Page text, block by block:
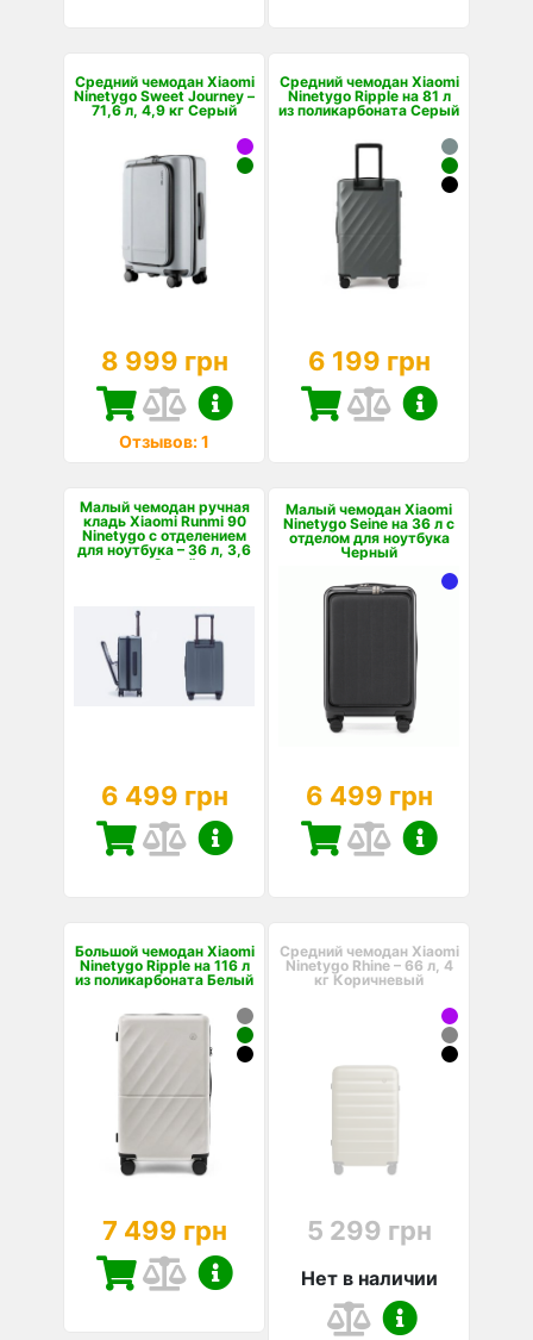
Средний чемодан Xiaomi
Ninetygo Sweet Journey –
71,6 л, 4,9 кг Серый
8 999 грн
Отзывов: 1
Средний чемодан Xiaomi
Ninetygo Ripple на 81 л
из поликарбоната Серый
6 199 грн
Малый чемодан ручная
кладь Xiaomi Runmi 90
Ninetygo с отделением
для ноутбука – 36 л, 3,6
кг Синий
6 499 грн
Малый чемодан Xiaomi
Ninetygo Seine на 36 л с
отделом для ноутбука
Черный
6 499 грн
Большой чемодан Xiaomi
Ninetygo Ripple на 116 л
из поликарбоната Белый
7 499 грн
Средний чемодан Xiaomi
Ninetygo Rhine – 66 л, 4
кг Коричневый
5 299 грн
Нет в наличии